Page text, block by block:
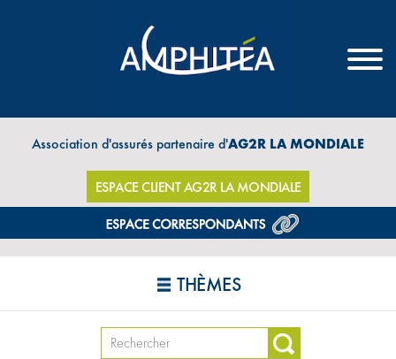
Association d'assurés partenaire d'AG2R LA MONDIALE
ESPACE CLIENT AG2R LA MONDIALE
THÈMES